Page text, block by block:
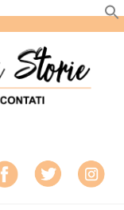
DA MARIA